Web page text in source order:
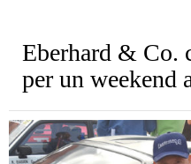
Eberhard & Co.
per un weekend